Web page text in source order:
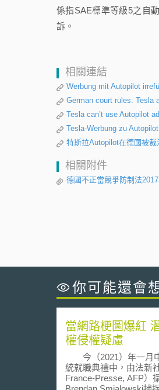
係指SAE標準等級5之自
訴。
相關連結
Werbung mit Autopilot
German court rules: Tesla
Tesla can’t use Autopilot
Tesla-Werbung zu
特斯拉Autopilot在德國被
相關附件
德國不正當競爭防制法
你可能還會
當網路梗圖爆紅
權侵權疑慮
今（2021）年一月
統就職典禮中，由法新
France-Presse, AFP）